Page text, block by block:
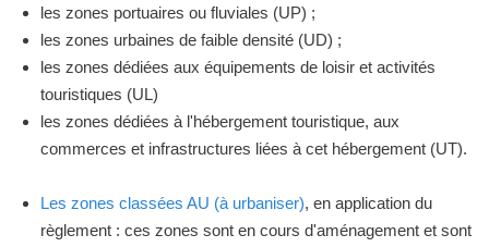
les zones portuaires ou fluviales (UP) ;
les zones urbaines de faible densité (UD) ;
les zones dédiées aux équipements de loisir et activités
touristiques (UL)
les zones dédiées à l'hébergement touristique, aux
commerces et infrastructures liées à cet hébergement (UT).
Les zones classées AU (à urbaniser), en application du
règlement : ces zones sont en cours d'aménagement et sont